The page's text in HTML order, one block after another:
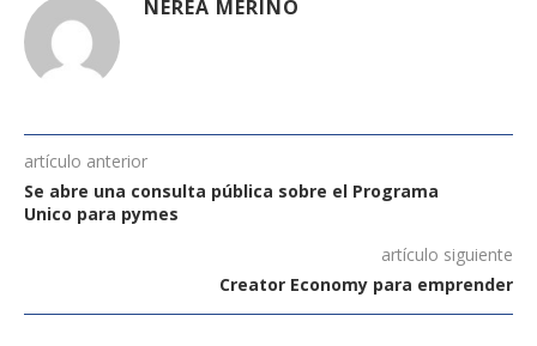
NEREA MERINO
artículo anterior
Se abre una consulta pública sobre el Programa
Unico para pymes
artículo siguiente
Creator Economy para emprender